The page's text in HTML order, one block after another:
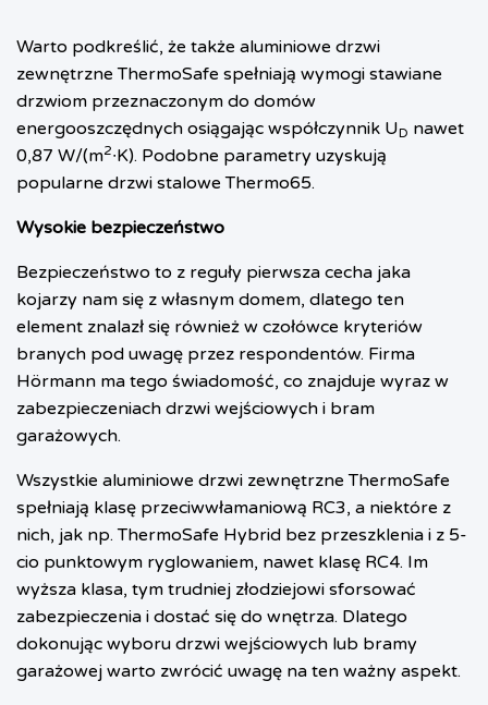
Warto podkreślić, że także aluminiowe drzwi
zewnętrzne ThermoSafe spełniają wymogi stawiane
drzwiom przeznaczonym do domów
energooszczędnych osiągając współczynnik UD nawet
0,87 W/(m2∙K). Podobne parametry uzyskują
popularne drzwi stalowe Thermo65.
Wysokie bezpieczeństwo
Bezpieczeństwo to z reguły pierwsza cecha jaka
kojarzy nam się z własnym domem, dlatego ten
element znalazł się również w czołówce kryteriów
branych pod uwagę przez respondentów. Firma
Hörmann ma tego świadomość, co znajduje wyraz w
zabezpieczeniach drzwi wejściowych i bram
garażowych.
Wszystkie aluminiowe drzwi zewnętrzne ThermoSafe
spełniają klasę przeciwwłamaniową RC3, a niektóre z
nich, jak np. ThermoSafe Hybrid bez przeszklenia i z 5-
cio punktowym ryglowaniem, nawet klasę RC4. Im
wyższa klasa, tym trudniej złodziejowi sforsować
zabezpieczenia i dostać się do wnętrza. Dlatego
dokonując wyboru drzwi wejściowych lub bramy
garażowej warto zwrócić uwagę na ten ważny aspekt.